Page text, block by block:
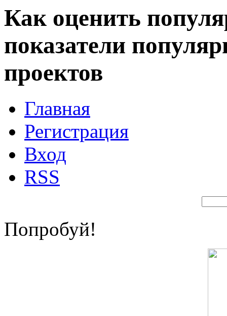
Как оценить
показатели
проектов
Главная
Регистрация
Вход
RSS
Попробуй!